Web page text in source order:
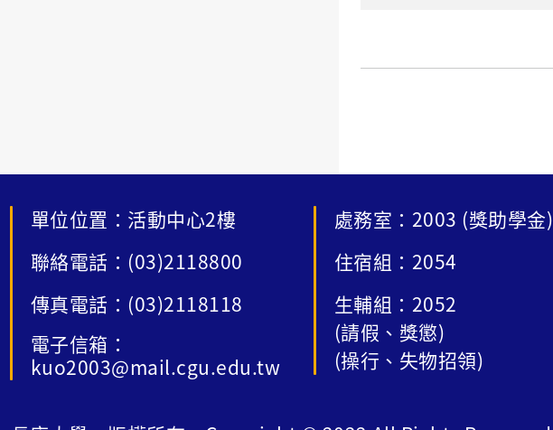
單位位置：活動中心2樓
聯絡電話：(03)2118800
傳真電話：(03)2118118
電子信箱：
kuo2003@mail.cgu.edu.tw
處務室：2003 (獎助學金)
住宿組：2054
生輔組：2052
(請假、獎懲)
(操行、失物招領)